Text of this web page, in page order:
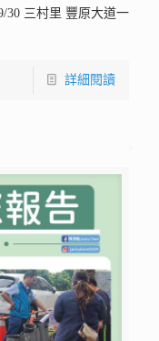
三村里 豐原大道一
詳細閱讀